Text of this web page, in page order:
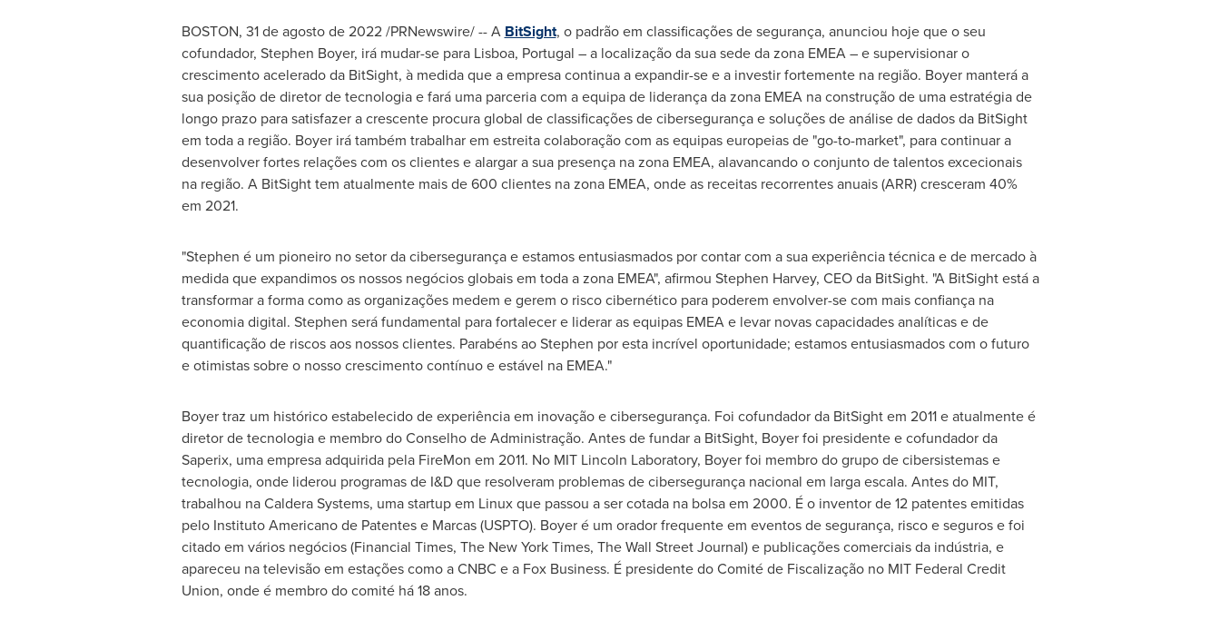
BOSTON, 31 de agosto de 2022/PRNewswire/ -- A BitSight, o padrão em classificações de segurança, anunciou hoje que o seu
cofundador, Stephen Boyer, irá mudar-se para Lisboa, Portugal – a localização da sua sede da zona EMEA – e supervisionar o
crescimento acelerado da BitSight, à medida que a empresa continua a expandir-se e a investir fortemente na região. Boyer manterá a
sua posição de diretor de tecnologia e fará uma parceria com a equipa de liderança da zona EMEA na construção de uma estratégia de
longo prazo para satisfazer a crescente procura global de classificações de cibersegurança e soluções de análise de dados da BitSight
em toda a região. Boyer irá também trabalhar em estreita colaboração com as equipas europeias de "go-to-market", para continuar a
desenvolver fortes relações com os clientes e alargar a sua presença na zona EMEA, alavancando o conjunto de talentos excecionais
na região. A BitSight tem atualmente mais de 600 clientes na zona EMEA, onde as receitas recorrentes anuais (ARR) cresceram 40%
em 2021.
"Stephen é um pioneiro no setor da cibersegurança e estamos entusiasmados por contar com a sua experiência técnica e de mercado à
medida que expandimos os nossos negócios globais em toda a zona EMEA", afirmou Stephen Harvey, CEO da BitSight. "A BitSight está a
transformar a forma como as organizações medem e gerem o risco cibernético para poderem envolver-se com mais confiança na
economia digital. Stephen será fundamental para fortalecer e liderar as equipas EMEA e levar novas capacidades analíticas e de
quantificação de riscos aos nossos clientes. Parabéns ao Stephen por esta incrível oportunidade; estamos entusiasmados com o futuro
e otimistas sobre o nosso crescimento contínuo e estável na EMEA."
Boyer traz um histórico estabelecido de experiência em inovação e cibersegurança. Foi cofundador da BitSight em 2011 e atualmente é
diretor de tecnologia e membro do Conselho de Administração. Antes de fundar a BitSight, Boyer foi presidente e cofundador da
Saperix, uma empresa adquirida pela FireMon em 2011. No MIT Lincoln Laboratory, Boyer foi membro do grupo de cibersistemas e
tecnologia, onde liderou programas de I&D que resolveram problemas de cibersegurança nacional em larga escala. Antes do MIT,
trabalhou na Caldera Systems, uma startup em Linux que passou a ser cotada na bolsa em 2000. É o inventor de 12 patentes emitidas
pelo Instituto Americano de Patentes e Marcas (USPTO). Boyer é um orador frequente em eventos de segurança, risco e seguros e foi
citado em vários negócios (Financial Times, The New York Times, The Wall Street Journal) e publicações comerciais da indústria, e
apareceu na televisão em estações como a CNBC e a Fox Business. É presidente do Comité de Fiscalização no MIT Federal Credit
Union, onde é membro do comité há 18 anos.